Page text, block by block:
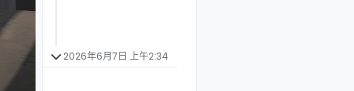
2026年6月7日 上午2:34